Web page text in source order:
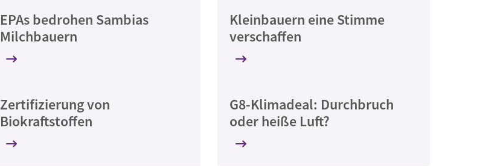
EPAs bedrohen Sambias
Milchbauern
Kleinbauern eine Stimme
verschaffen
Zertifizierung von
Biokraftstoffen
G8-Klimadeal: Durchbruch
oder heiße Luft?